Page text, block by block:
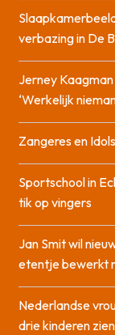
verbazing in De
Jerney
‘Werkelijk
Zangeres en
Sportschool in
tik op vingers
Jan Smit wil
etentje bewerkt
Nederlandse
drie kinderen